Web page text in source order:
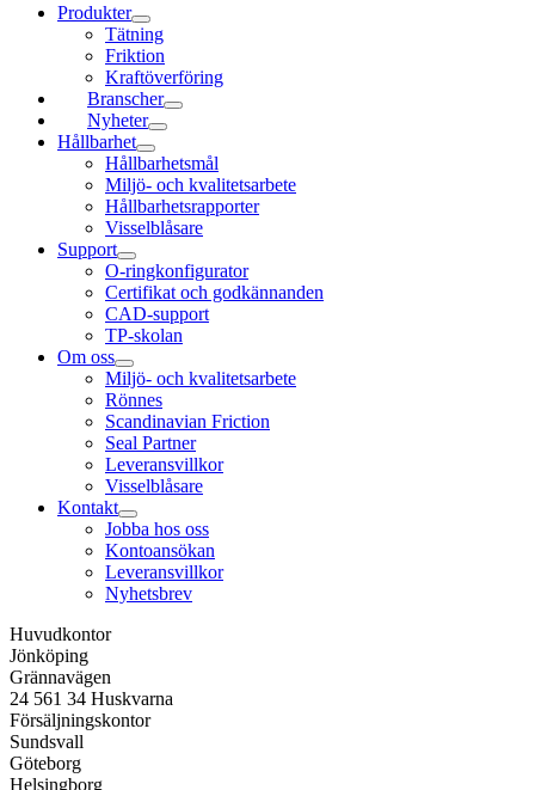
Produkter
Tätning
Friktion
Kraftöverföring
Branscher
Nyheter
Hållbarhet
Hållbarhetsmål
Miljö- och kvalitetsarbete
Hållbarhetsrapporter
Visselblåsare
Support
O-ringkonfigurator
Certifikat och godkännanden
CAD-support
TP-skolan
Om oss
Miljö- och kvalitetsarbete
Rönnes
Scandinavian Friction
Seal Partner
Leveransvillkor
Visselblåsare
Kontakt
Jobba hos oss
Kontoansökan
Leveransvillkor
Nyhetsbrev
Huvudkontor
Jönköping
Grännavägen
24 561 34 Huskvarna
Försäljningskontor
Sundsvall
Göteborg
Helsingborg